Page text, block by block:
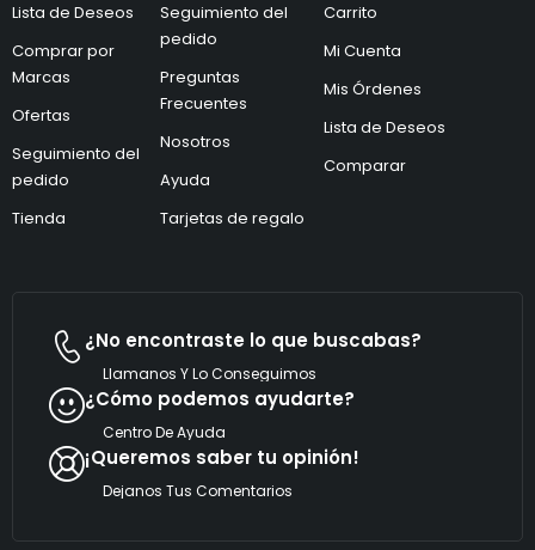
Lista de Deseos
Comprar por
Marcas
Ofertas
Seguimiento del
pedido
Tienda
Seguimiento del
pedido
Preguntas
Frecuentes
Nosotros
Ayuda
Tarjetas de regalo
Carrito
Mi Cuenta
Mis Órdenes
Lista de Deseos
Comparar
c
o
*
C
r
r
e
o
e
t
r
n
c
o
¿No encontraste lo que buscabas?
Llamanos Y Lo Conseguimos
¿Cómo podemos ayudarte?
Centro De Ayuda
¡Queremos saber tu opinión!
Dejanos Tus Comentarios